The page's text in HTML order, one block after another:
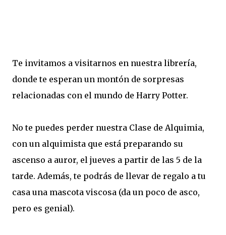
Te invitamos a visitarnos en nuestra librería,
donde te esperan un montón de sorpresas
relacionadas con el mundo de Harry Potter.
No te puedes perder nuestra Clase de Alquimia,
con un alquimista que está preparando su
ascenso a auror, el jueves a partir de las 5 de la
tarde. Además, te podrás de llevar de regalo a tu
casa una mascota viscosa (da un poco de asco,
pero es genial).